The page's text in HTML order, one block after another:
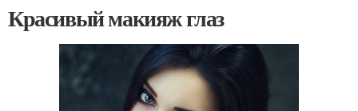
Красивый макияж глаз